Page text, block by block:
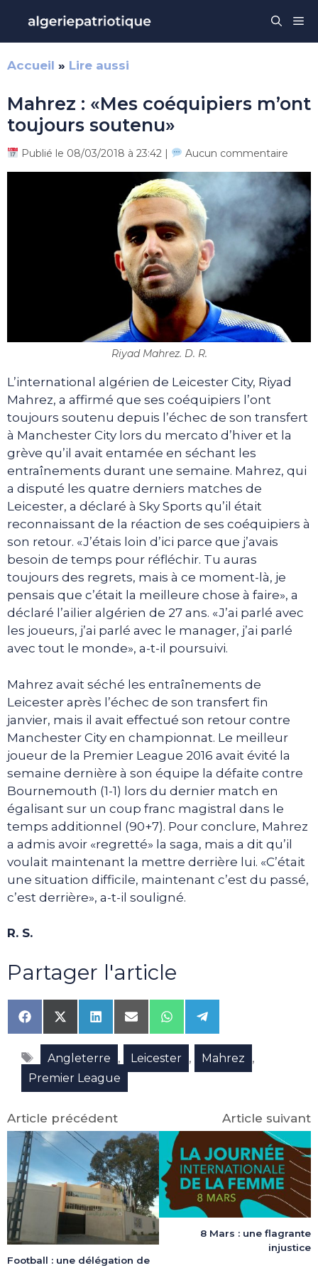
contenu
Accueil » Lire aussi
Mahrez : «Mes coéquipiers m’ont
toujours soutenu»
Publié le 08/03/2018 à 23:42 | Aucun commentaire
Riyad Mahrez. D. R.
L’international algérien de Leicester City, Riyad
Mahrez, a affirmé que ses coéquipiers l’ont
toujours soutenu depuis l’échec de son transfert
à Manchester City lors du mercato d’hiver et la
grève qu’il avait entamée en séchant les
entraînements durant une semaine. Mahrez, qui
a disputé les quatre derniers matches de
Leicester, a déclaré à Sky Sports qu’il était
reconnaissant de la réaction de ses coéquipiers à
son retour. «J’étais loin d’ici parce que j’avais
besoin de temps pour réfléchir. Tu auras
toujours des regrets, mais à ce moment-là, je
pensais que c’était la meilleure chose à faire», a
déclaré l’ailier algérien de 27 ans. «J’ai parlé avec
les joueurs, j’ai parlé avec le manager, j’ai parlé
avec tout le monde», a-t-il poursuivi.
Mahrez avait séché les entraînements de
Leicester après l’échec de son transfert fin
janvier, mais il avait effectué son retour contre
Manchester City en championnat. Le meilleur
joueur de la Premier League 2016 avait évité la
semaine dernière à son équipe la défaite contre
Bournemouth (1-1) lors du dernier match en
égalisant sur un coup franc magistral dans le
temps additionnel (90+7). Pour conclure, Mahrez
a admis avoir «regretté» la saga, mais a dit qu’il
voulait maintenant la mettre derrière lui. «C’était
une situation difficile, maintenant c’est du passé,
c’est derrière», a-t-il souligné.
R. S.
Partager l'article
Share
on
Facebook
Share
on
X
(Twitter)
Share
on
LinkedIn
Share
on
Email
Share
on
WhatsApp
Share
on
Telegram
Étiquettes
Angleterre , Leicester , Mahrez ,
Premier League
Article précédent
Football : une délégation de
Article suivant
8 Mars : une flagrante
injustice